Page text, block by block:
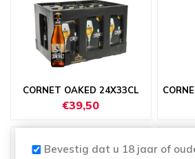
CORNET OAKED 24X33CL
€39,50
Bevestig dat u 18 jaar of